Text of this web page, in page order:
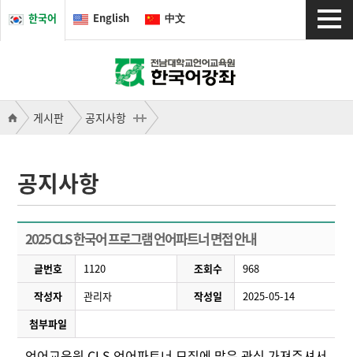
한국어 English 中文
게시판 공지사항
공지사항
2025 CLS 한국어 프로그램 언어파트너 면접 안내
글번호 1120 조회수
968
작성자
관리자 작성일
2025-05-14
첨부파일